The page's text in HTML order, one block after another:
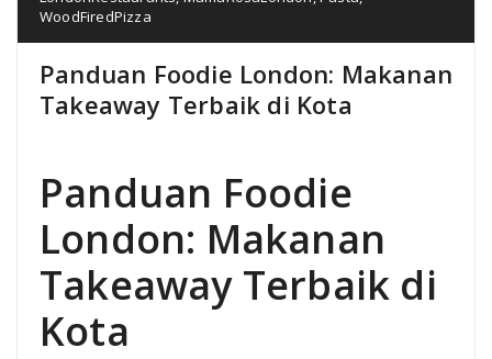
WoodFiredPizza
Panduan Foodie London: Makanan
Takeaway Terbaik di Kota
Panduan Foodie
London: Makanan
Takeaway Terbaik di
Kota